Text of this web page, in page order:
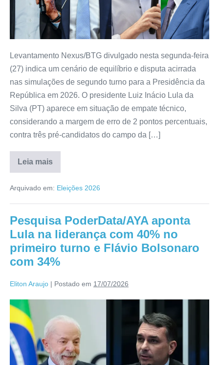
Levantamento Nexus/BTG divulgado nesta segunda-feira
(27) indica um cenário de equilíbrio e disputa acirrada
nas simulações de segundo turno para a Presidência da
República em 2026. O presidente Luiz Inácio Lula da
Silva (PT) aparece em situação de empate técnico,
considerando a margem de erro de 2 pontos percentuais,
contra três pré-candidatos do campo da […]
Leia mais
Arquivado em: Eleições 2026
Pesquisa PoderData/AYA aponta
Lula na liderança com 40% no
primeiro turno e Flávio Bolsonaro
com 34%
Eliton Araujo | Postado em 17/07/2026